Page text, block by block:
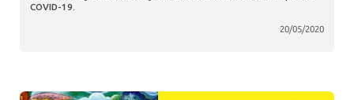
COVID-19.
20/05/2020